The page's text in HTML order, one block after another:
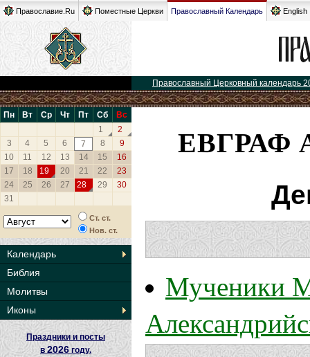
Православие.Ru Поместные Церкви Православный Календарь English
Православный Церковный календарь
Пн Вт Ср Чт Пт Сб
Вс
1
2
3
4 5 6 7 8
9
10
11 12 13 14 15
16
17
18 19 20 21 22
23
24
25 26 27 28 29
30
31
Ст. ст.
Нов. ст.
Календарь
Библия
Молитвы
Иконы
Праздники и посты
в2026 году.
ЕВГРАФ
Мученики